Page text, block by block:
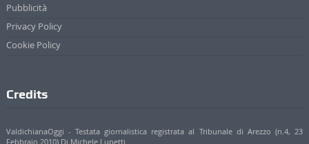
Pubblicità
Privacy Policy
Cookie Policy
Credits
ValdichianaOggi - Testata giornalistica registrata al Tribunale di Arezzo (n.4, 23
Febbraio 2010) Di Michele Lupetti